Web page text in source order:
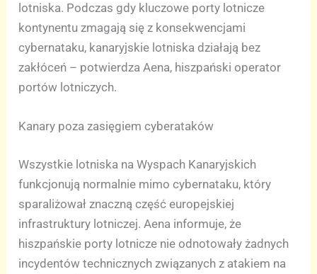
lotniska. Podczas gdy kluczowe porty lotnicze
kontynentu zmagają się z konsekwencjami
cybernataku, kanaryjskie lotniska działają bez
zakłóceń – potwierdza Aena, hiszpański operator
portów lotniczych.
Kanary poza zasięgiem cyberataków
Wszystkie lotniska na Wyspach Kanaryjskich
funkcjonują normalnie mimo cybernataku, który
sparaliżował znaczną część europejskiej
infrastruktury lotniczej. Aena informuje, że
hiszpańskie porty lotnicze nie odnotowały żadnych
incydentów technicznych związanych z atakiem na